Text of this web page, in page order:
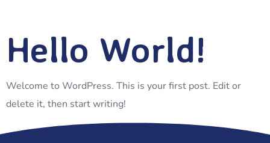
Hello World!
Welcome to WordPress. This is your first post. Edit or
delete it, then start writing!